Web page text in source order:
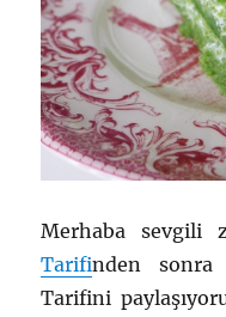
Merhaba sevgili
Tarifinden sonra
Tarifini